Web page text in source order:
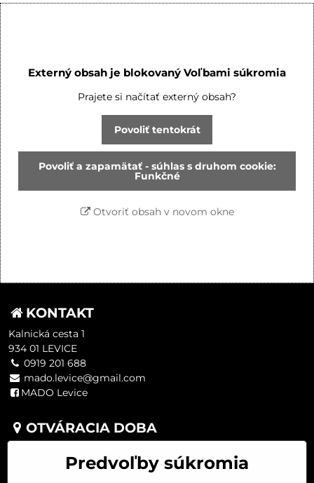
Externý obsah je blokovaný Voľbami súkromia
Prajete si načítať externý obsah?
Povoliť tentokrát
Povoliť a zapamätať - súhlas s druhom cookie:
Funkčné
Otvoriť obsah v novom okne
KONTAKT
Kalnická cesta 1
934 01 LEVICE
0919 201 688
mado.levice@gmail.com
MADO Levice
OTVÁRACIA DOBA
UTOROK 8:00-16:00Predvoľby súkromia